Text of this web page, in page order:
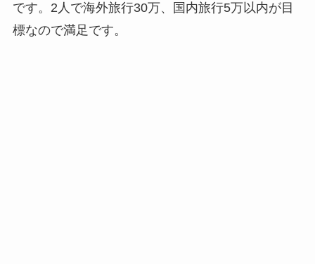
です。2人で海外旅行30万、国内旅行5万以内が目
標なので満足です。